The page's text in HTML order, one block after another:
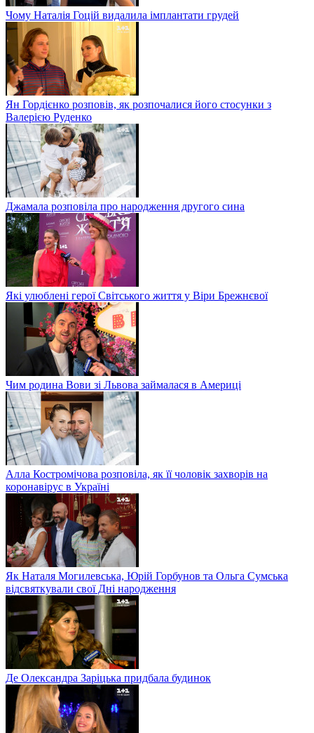
Чому Наталія Гоцій видалила імплантати грудей
Ян Гордієнко розповів, як розпочалися його стосунки з
Валерією Руденко
Джамала розповіла про народження другого сина
Які улюблені герої Світського життя у Віри Брежнєвої
Чим родина Вови зі Львова займалася в Америці
Алла Костромічова розповіла, як її чоловік захворів на
коронавірус в Україні
Як Наталя Могилевська, Юрій Горбунов та Ольга Сумська
відсвяткували свої Дні народження
Де Олександра Заріцька придбала будинок